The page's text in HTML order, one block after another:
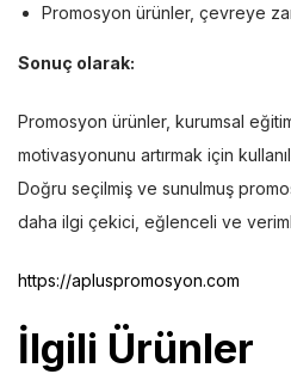
Promosyon ürünler, çevreye
Sonuç olarak:
Promosyon ürünler, kurumsal
motivasyonunu artırmak için
Doğru seçilmiş ve sunulmuş
daha ilgi çekici, eğlenceli ve verimli
https://apluspromosyon.com
İlgili Ürünler